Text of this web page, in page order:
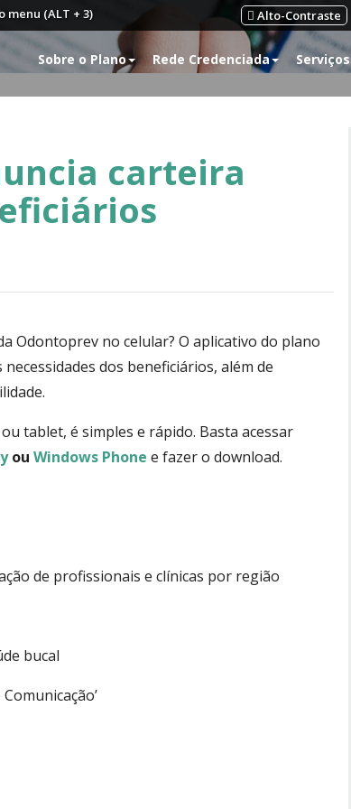
menu (ALT + 3) Alto-Contraste
Sobre o Plano Rede Credenciada Serviços
carteira
Odontoprev no celular? O aplicativo do plano
dos beneficiários, além de
tablet, é simples e rápido. Basta acessar
ou Windows Phone e fazer o download.
de profissionais e clínicas por região
bucal